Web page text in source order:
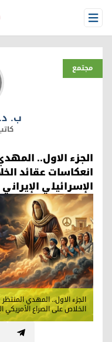
Open Menu
مجتمع
ب.
الجزء الاول..
انعكاسات عقائد
الإسرائيلي الإيراني
الجزء الاول.. المهدي
الخلاص على الصراع الأمريكي